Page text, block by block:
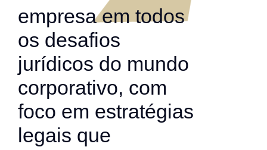
empresa em todos
os desafios
jurídicos do mundo
corporativo, com
foco em estratégias
legais que